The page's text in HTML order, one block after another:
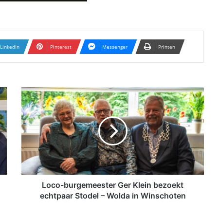
LinkedIn Pinterest Messenger Printen
L
o
c
o
-
b
u
r
g
Loco-burgemeester Ger Klein bezoekt
echtpaar Stodel – Wolda in Winschoten